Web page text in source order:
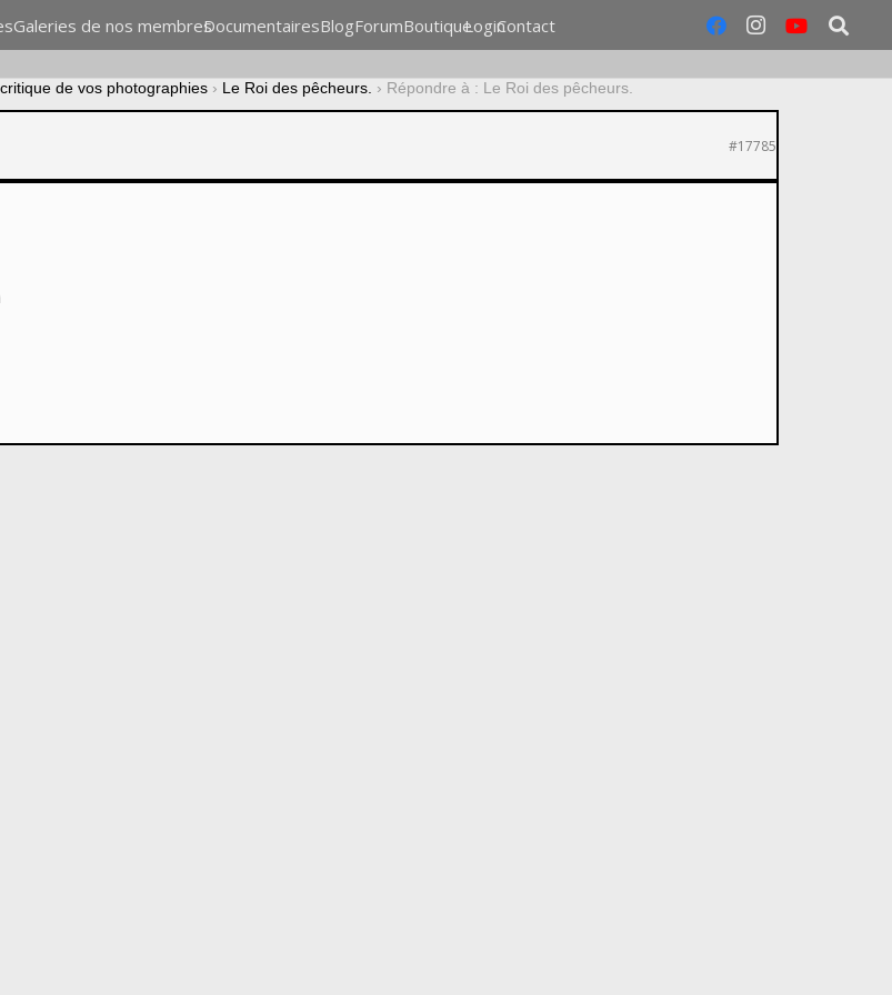
Galeries de nos membresDocumentairesBlogForumBoutiqueLoginContact
de vos photographies › Le Roi des pêcheurs. › Répondre à : Le Roi des pêcheurs.
#17785